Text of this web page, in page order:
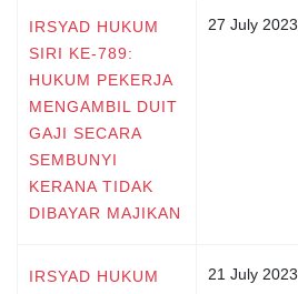
IRSYAD HUKUM
SIRI KE-789:
HUKUM PEKERJA
MENGAMBIL DUIT
GAJI SECARA
SEMBUNYI
KERANA TIDAK
DIBAYAR MAJIKAN
27 July 2023
IRSYAD HUKUM
21 July 2023